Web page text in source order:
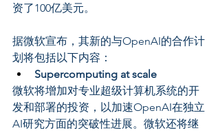
资了100亿美元。
据微软宣布，其新的与OpenAI的合作计
划将包括以下内容：
Supercomputing at scale
微软将增加对专业超级计算机系统的开
发和部署的投资，以加速OpenAI在独立
AI研究方面的突破性进展。微软还将继